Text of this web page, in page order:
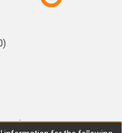
Universidad